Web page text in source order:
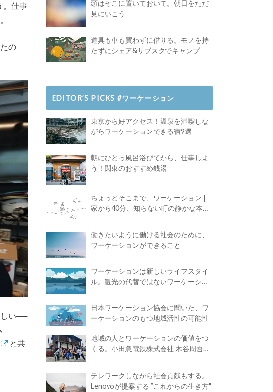
。仕事
の
しい──
と共
頭はそこに置いておいて。朝日をただ
見にいこう
道具も車も買わずに借りる。モノを持
たずにシェア&サブスクでキャンプ
EDITOR’S PICKS #ワーケーション
東京から好アクセス！温泉を満喫しな
がらワーケーションできる宿9選
朝にひとっ風呂浴びてから、仕事しよ
う！関東のおすすめ銭湯
ちょっとそこまで、ワーケーション |
家から40分、知らない町の静かな本屋
働きたいように働ける社会のために、
ワーケーションができること
ワーケーションは新しいライフスタイ
ル。観光の代替ではないワーケーショ
日本ワーケーション協会に聞いた、ワ
ーケーションのもつ地域活性の可能性
地域の人とワーケーションの価値をつ
くる。小田急電鉄株式会社 木谷周吾さ
テレワークしながら社会貢献もする。
Lenovoが提案する ”これからの生き方"